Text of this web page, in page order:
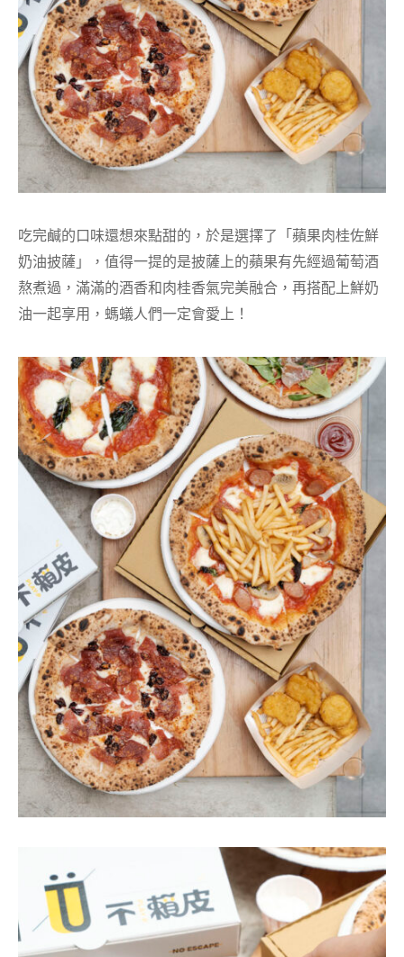
吃完鹹的口味還想來點甜的，於是選擇了「蘋果肉桂佐鮮
奶油披薩」，值得一提的是披薩上的蘋果有先經過葡萄酒
熬煮過，滿滿的酒香和肉桂香氣完美融合，再搭配上鮮奶
油一起享用，螞蟻人們一定會愛上！